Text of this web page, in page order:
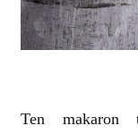
Ten makaron